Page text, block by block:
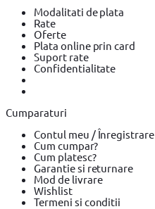
Slefuitor electric BOSCH
Masini de frezat BOSCH
electricaRindea electrica
Suflanta aer caldSuflanta aer
BOSCHPlaci compactoare &
compactoare & Ciocan
Ciocan demolator Makita
scule electrice BOSCH
Pistoale de Vopsit si Trafaleti
Echipamente de protectie
YATO BricolajBricolaj OEM
Surubelnita electrica BOSCH
Modalitati de plata
Rate
Oferte
Plata online prin card
Suport rate
Confidentialitate
Cumparaturi
Contul meu /
Cum cumpar?
Cum platesc?
Garantie si returnare
Mod de livrare
Wishlist
Termeni si conditii